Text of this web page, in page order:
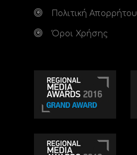
Πολιτική Απορρήτου
Όροι Χρήσης